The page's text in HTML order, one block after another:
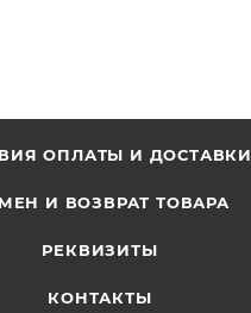
ОПЛАТЫ И ДОСТАВКИ
И ВОЗВРАТ ТОВАРА
РЕКВИЗИТЫ
КОНТАКТЫ